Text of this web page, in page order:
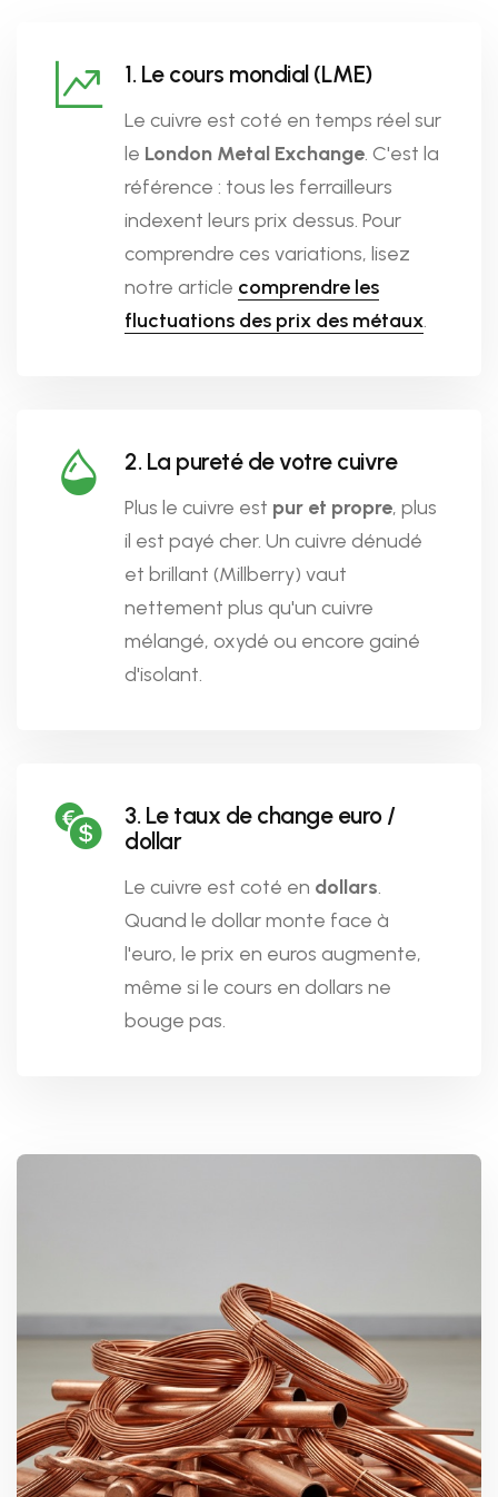
1. Le cours mondial (LME)
Le cuivre est coté en temps réel sur
le London Metal Exchange. C'est la
référence : tous les ferrailleurs
indexent leurs prix dessus. Pour
comprendre ces variations, lisez
notre article comprendre les
fluctuations des prix des métaux.
2. La pureté de votre cuivre
Plus le cuivre est pur et propre, plus
il est payé cher. Un cuivre dénudé
et brillant (Millberry) vaut
nettement plus qu'un cuivre
mélangé, oxydé ou encore gainé
d'isolant.
3. Le taux de change euro /
dollar
Le cuivre est coté en dollars.
Quand le dollar monte face à
l'euro, le prix en euros augmente,
même si le cours en dollars ne
bouge pas.